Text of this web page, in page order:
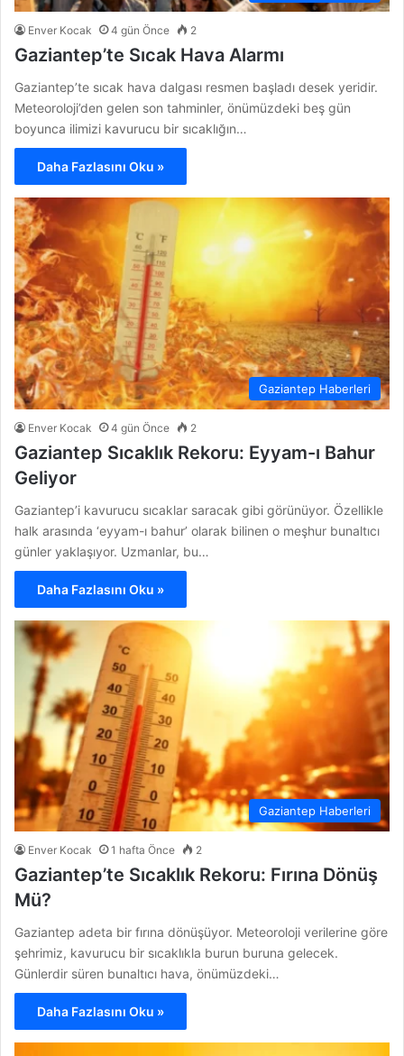
Enver Kocak 4 gün Önce 2
Gaziantep’te Sıcak Hava Alarmı
Gaziantep’te sıcak hava dalgası resmen başladı desek yeridir.
Meteoroloji’den gelen son tahminler, önümüzdeki beş gün
boyunca ilimizi kavurucu bir sıcaklığın…
Daha Fazlasını Oku »
Gaziantep Haberleri
Enver Kocak 4 gün Önce 2
Gaziantep Sıcaklık Rekoru: Eyyam-ı Bahur
Geliyor
Gaziantep’i kavurucu sıcaklar saracak gibi görünüyor. Özellikle
halk arasında ‘eyyam-ı bahur’ olarak bilinen o meşhur bunaltıcı
günler yaklaşıyor. Uzmanlar, bu…
Daha Fazlasını Oku »
Gaziantep Haberleri
Enver Kocak 1 hafta Önce 2
Gaziantep’te Sıcaklık Rekoru: Fırına Dönüş
Mü?
Gaziantep adeta bir fırına dönüşüyor. Meteoroloji verilerine göre
şehrimiz, kavurucu bir sıcaklıkla burun buruna gelecek.
Günlerdir süren bunaltıcı hava, önümüzdeki…
Daha Fazlasını Oku »